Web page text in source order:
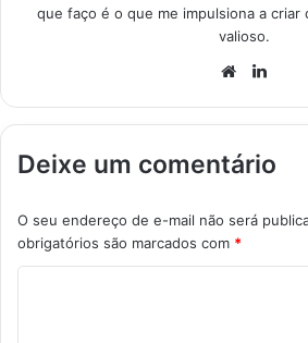
que faço é o que me impulsiona a
valioso.
Website
Deixe um comentário
O seu endereço de e-mail não será
obrigatórios são marcados com *